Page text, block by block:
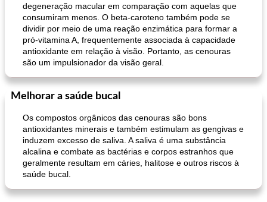
degeneração macular em comparação com aquelas que
consumiram menos. O beta-caroteno também pode se
dividir por meio de uma reação enzimática para formar a
pró-vitamina A, frequentemente associada à capacidade
antioxidante em relação à visão. Portanto, as cenouras
são um impulsionador da visão geral.
Melhorar a saúde bucal
Os compostos orgânicos das cenouras são bons
antioxidantes minerais e também estimulam as gengivas e
induzem excesso de saliva. A saliva é uma substância
alcalina e combate as bactérias e corpos estranhos que
geralmente resultam em cáries, halitose e outros riscos à
saúde bucal.